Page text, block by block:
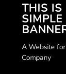
THIS IS
SIMPLE
A Website
Company